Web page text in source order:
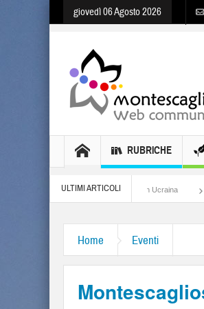
giovedì 06 Agosto 2026
RUBRICHE
ULTIMI ARTICOLI
lo sterminio per fame in Ucraina Israele, il
Home Eventi